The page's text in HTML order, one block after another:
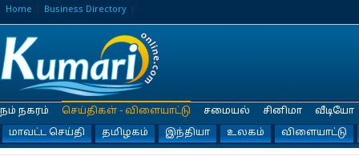
Home Business Directory
நம் நகரம்
செய்திகள் - விளையாட்டு
மாவட்ட செய்தி
தமிழகம் இந்தியா உலகம் விளையாட்டு
சமையல் சினிமா வீடியோ